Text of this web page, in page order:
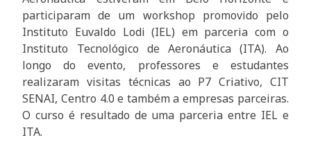
participaram de um workshop promovido pelo
Instituto Euvaldo Lodi (IEL) em parceria com o
Instituto Tecnológico de Aeronáutica (ITA). Ao
longo do evento, professores e estudantes
realizaram visitas técnicas ao P7 Criativo, CIT
SENAI, Centro 4.0 e também a empresas parceiras.
O curso é resultado de uma parceria entre IEL e
ITA.